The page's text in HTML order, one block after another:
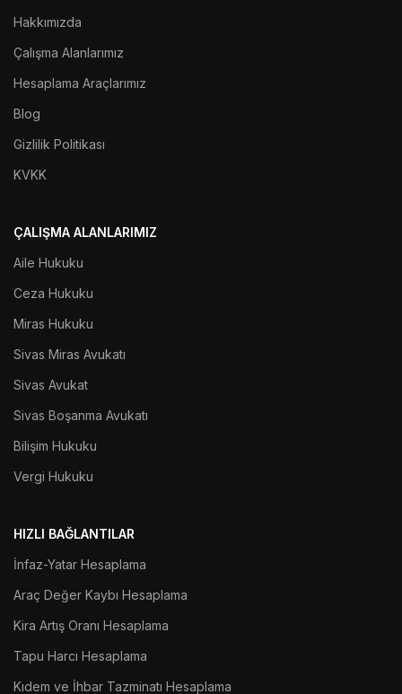
Hakkımızda
Çalışma Alanlarımız
Hesaplama Araçlarımız
Blog
Gizlilik Politikası
KVKK
ÇALIŞMA ALANLARIMIZ
Aile Hukuku
Ceza Hukuku
Miras Hukuku
Sivas Miras Avukatı
Sivas Avukat
Sivas Boşanma Avukatı
Bilişim Hukuku
Vergi Hukuku
HIZLI BAĞLANTILAR
İnfaz-Yatar Hesaplama
Araç Değer Kaybı Hesaplama
Kira Artış Oranı Hesaplama
Tapu Harcı Hesaplama
Kıdem ve İhbar Tazminatı Hesaplama